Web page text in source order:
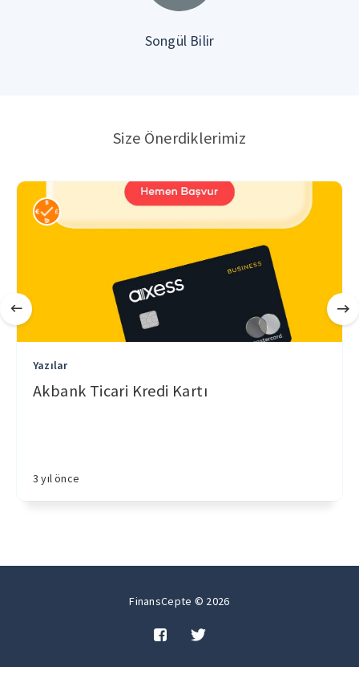
Songül Bilir
Size Önerdiklerimiz
Yazılar
Akbank Ticari Kredi Kartı
3 yıl önce
FinansCepte © 2026